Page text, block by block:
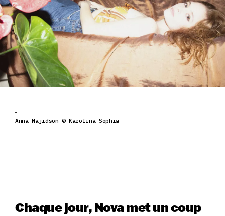
Anna Majidson © Karolina Sophia
Chaque jour, Nova met un coup